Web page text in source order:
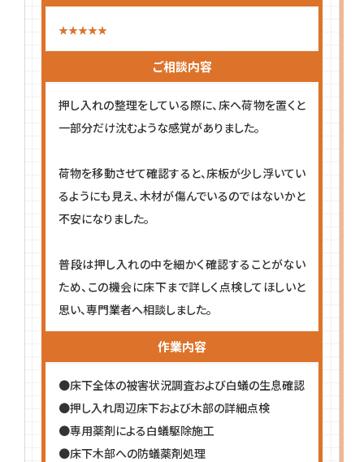
ご相談内容
押し入れの整理をしている際に、床へ荷物を置くと
一部分だけ沈むような感覚がありました。
荷物を移動させて確認すると、床板が少し浮いてい
るようにも見え、木材が傷んでいるのではないかと
不安になりました。
普段は押し入れの中を細かく確認することがない
ため、この機会に床下まで詳しく点検してほしいと
思い、専門業者へ相談しました。
作業内容
●床下全体の被害状況調査および白蟻の生息確認
●押し入れ周辺床下および木部の詳細点検
●専用薬剤による白蟻駆除施工
●床下木部への防蟻薬剤処理